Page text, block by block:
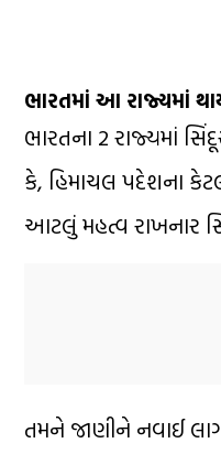
ભારતમાં આ રાજ્યમાં
ભારતના 2 રાજ્યમાં
કે, હિમાચલ પદેશના
આટલું મહત્વ રાખનાર
તમને જાણીને નવાઈ